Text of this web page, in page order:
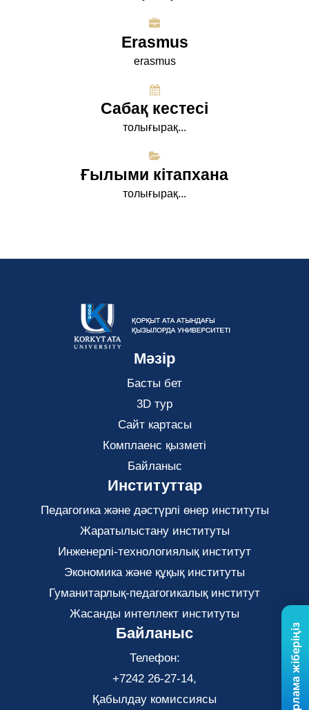
Erasmus
erasmus
Сабақ кестесі
толығырақ...
Ғылыми кітапхана
толығырақ...
Мәзір
Басты бет
3D тур
Сайт картасы
Комплаенс қызметі
Байланыс
Институттар
Педагогика және дәстүрлі өнер институты
Жаратылыстану институты
Инженерлі-технологиялық институт
Экономика және құқық институты
Гуманитарлық-педагогикалық институт
Жасанды интеллект институты
Байланыс
Телефон:
+7242 26-27-14,
Қабылдау комиссиясы